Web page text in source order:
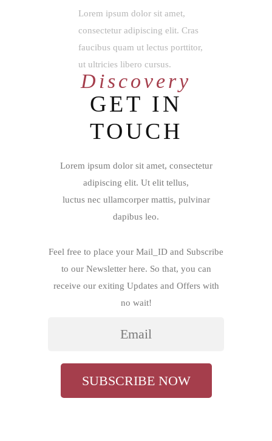
Lorem ipsum dolor sit amet,
consectetur adipiscing elit. Cras
faucibus quam ut lectus porttitor,
ut ultricies libero cursus.
Discovery
GET IN
TOUCH
Lorem ipsum dolor sit amet, consectetur
adipiscing elit. Ut elit tellus,
luctus nec ullamcorper mattis, pulvinar
dapibus leo.
Feel free to place your Mail_ID and Subscribe
to our Newsletter here. So that, you can
receive our exiting Updates and Offers with
no wait!